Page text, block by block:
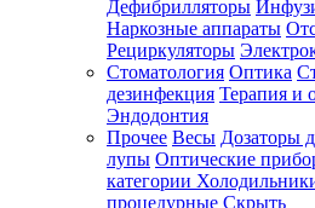
Дефибрилляторы
Наркозные аппараты
Рециркуляторы
Стоматология Оптика
дезинфекция Терапия и
Эндодонтия
Прочее Весы Дозаторы
лупы Оптические
категории
процедурные Скрыть